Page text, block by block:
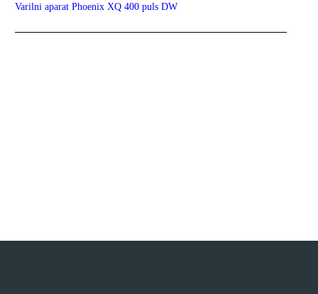
Varilni aparat Phoenix XQ 400 puls DW